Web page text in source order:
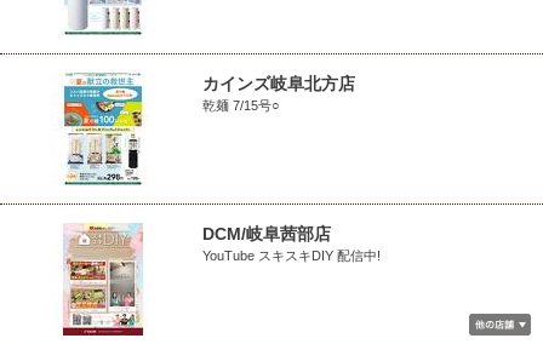
カインズ岐阜北方店
乾麺 7/15号○
DCM/岐阜茜部店
YouTube スキスキDIY 配信中!